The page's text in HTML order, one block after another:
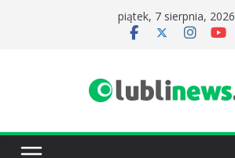
piątek, 7 sierpnia, 2026